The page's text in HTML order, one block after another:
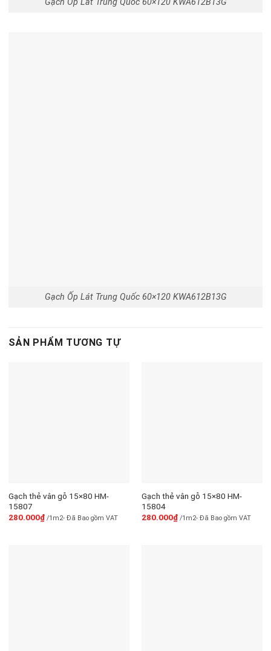
Gạch Ốp Lát Trung Quốc 60×120 KWA612B13G
Gạch Ốp Lát Trung Quốc 60×120 KWA612B13G
SẢN PHẨM TƯƠNG TỰ
Gạch thẻ vân gỗ 15×80 HM-
15807
280.000₫/1m2- Đã Bao gồm VAT
Gạch thẻ vân gỗ 15×80 HM-
15804
280.000₫/1m2- Đã Bao gồm VAT